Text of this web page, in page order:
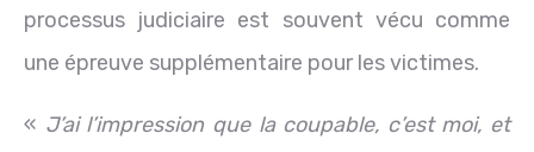
processus judiciaire est souvent vécu comme
une épreuve supplémentaire pour les victimes.
« J’ai l’impression que la coupable, c’est moi, et